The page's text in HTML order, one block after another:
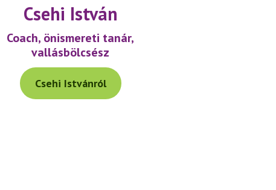
Csehi István
Coach, önismereti tanár,
vallásbölcsész
Csehi Istvánról